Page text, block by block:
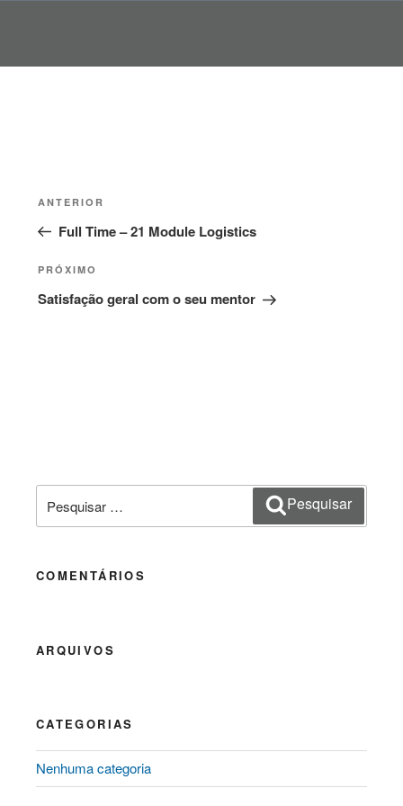
Navegação
Post
Post
anterior
ANTERIOR
Full Time – 21 Module Logistics
Próximo
post
PRÓXIMO
Satisfação geral com o seu mentor
por:
Pesquisar
COMENTÁRIOS
ARQUIVOS
CATEGORIAS
Nenhuma categoria